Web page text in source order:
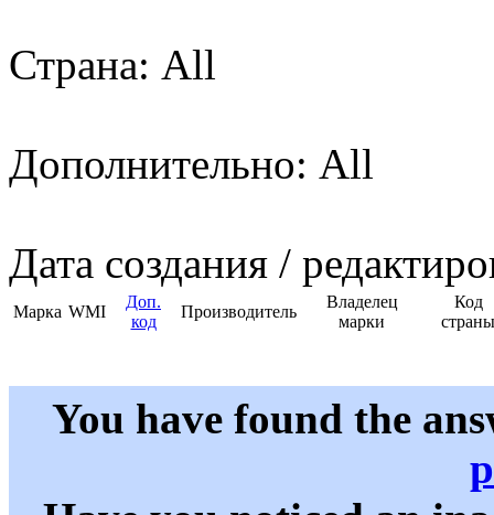
Страна: All
Дополнительно: All
Дата создания /
Марка WMI
Доп.
код
Производитель
Владелец
марки
Код
страны
You have found the